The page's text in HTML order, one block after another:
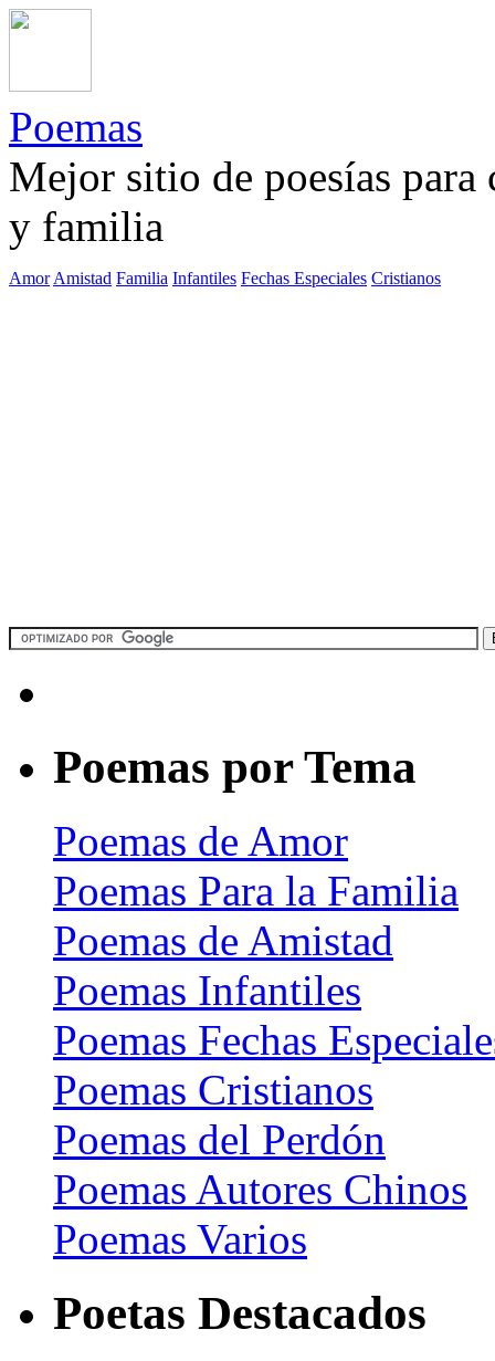
Poemas
Mejor sitio de poesías
y familia
Amor Amistad Familia Infantiles Fechas Especiales Cristianos
Poemas por Tema
Poemas de Amor
Poemas Para la Familia
Poemas de Amistad
Poemas Infantiles
Poemas Fechas
Poemas Cristianos
Poemas del Perdón
Poemas Autores Chinos
Poemas Varios
Poetas Destacados